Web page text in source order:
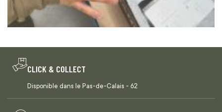
CLICK & COLLECT
Disponible dans le Pas-de-Calais - 62